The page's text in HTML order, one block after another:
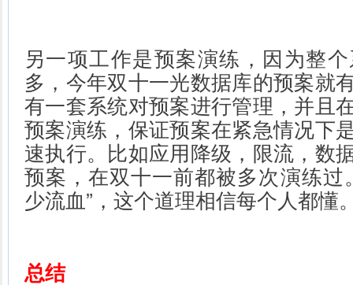
另一项工作是预案演练，因为整
多，今年双十一光数据库的预案就
有一套系统对预案进行管理，并且
预案演练，保证预案在紧急情况下
速执行。比如应用降级，限流，数
预案，在双十一前都被多次演练过
少流血”，这个道理相信每个人都懂
总结